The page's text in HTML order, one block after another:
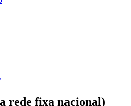
rede fixa nacional)